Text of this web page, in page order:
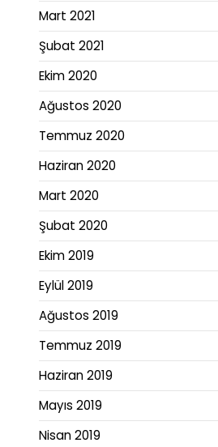
Mart 2021
Şubat 2021
Ekim 2020
Ağustos 2020
Temmuz 2020
Haziran 2020
Mart 2020
Şubat 2020
Ekim 2019
Eylül 2019
Ağustos 2019
Temmuz 2019
Haziran 2019
Mayıs 2019
Nisan 2019